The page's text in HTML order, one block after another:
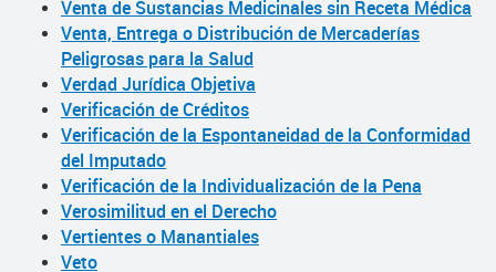
Venta de Sustancias Medicinales sin Receta Médica
Venta, Entrega o Distribución de Mercaderías
Peligrosas para la Salud
Verdad Jurídica Objetiva
Verificación de Créditos
Verificación de la Espontaneidad de la Conformidad
del Imputado
Verificación de la Individualización de la Pena
Verosimilitud en el Derecho
Vertientes o Manantiales
Veto